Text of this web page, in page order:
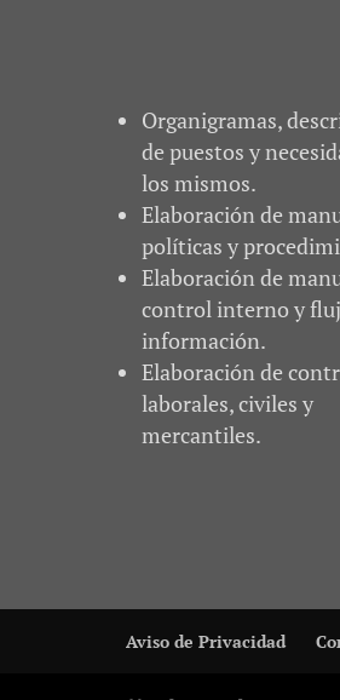
Organigramas,
de puestos y
los mismos.
Elaboración de
políticas y
Elaboración de
control interno y
información.
Elaboración de
laborales, civiles y
mercantiles.
Aviso de Privacidad